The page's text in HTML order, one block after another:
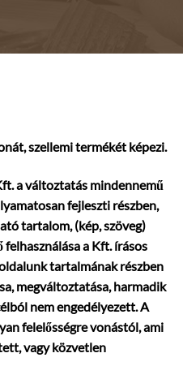
szellemi termékét képezi.
a változtatás mindennemű
fejleszti részben,
tartalom, (kép, szöveg)
a Kft. írásos
tartalmának részben
megváltoztatása, harmadik
nem engedélyezett. A
felelősségre vonástól, ami
vagy közvetlen